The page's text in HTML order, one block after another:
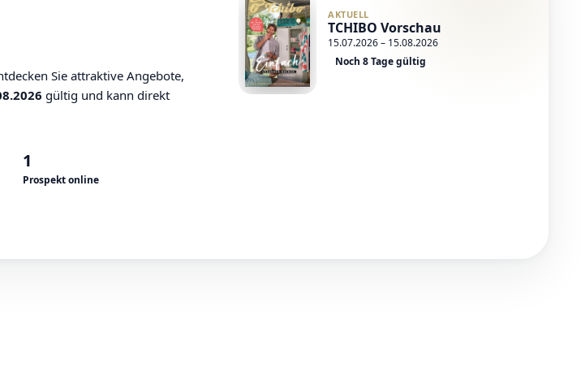
Sie attraktive Angebote,
gültig und kann direkt
1
Prospekt online
AKTUELL
TCHIBO Vorschau
15.07.2026 – 15.08.2026
Noch 8 Tage gültig